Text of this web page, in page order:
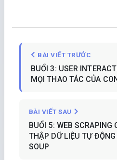
BÀI VIẾT TRƯỚC
BUỔI 3: USER
MỌI THAO TÁC CỦA
BÀI VIẾT SAU
BUỔI 5: WEB SCRAPING
THẬP DỮ LIỆU TỰ
SOUP